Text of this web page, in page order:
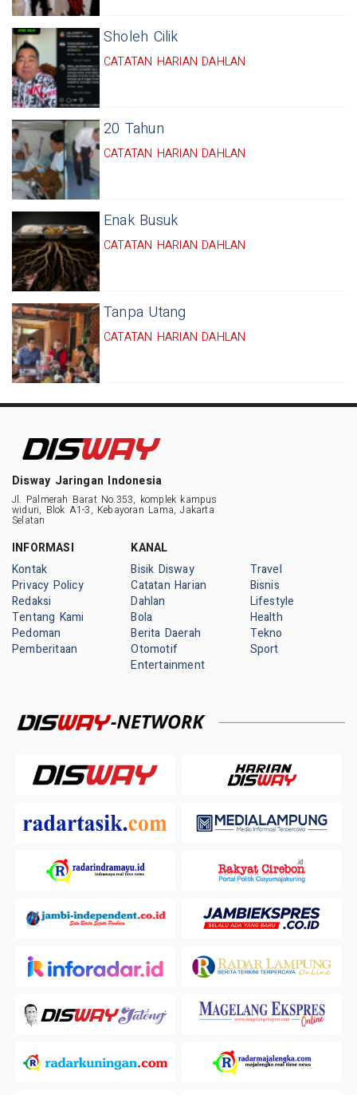
Sholeh Cilik
CATATAN HARIAN DAHLAN
20 Tahun
CATATAN HARIAN DAHLAN
Enak Busuk
CATATAN HARIAN DAHLAN
Tanpa Utang
CATATAN HARIAN DAHLAN
Disway Jaringan Indonesia
Jl. Palmerah Barat No.353, komplek kampus
widuri, Blok A1-3, Kebayoran Lama, Jakarta
Selatan
INFORMASI
Kontak
Privacy Policy
Redaksi
Tentang Kami
Pedoman
Pemberitaan
KANAL
Bisik Disway
Catatan Harian
Dahlan
Bola
Berita Daerah
Otomotif
Entertainment
Travel
Bisnis
Lifestyle
Health
Tekno
Sport